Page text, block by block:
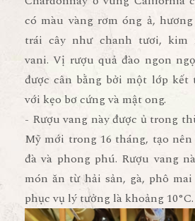
có màu vàng rơm óng ả,
trái cây như chanh tươi, kim
vani. Vị rượu quả đào ngon
được cân bằng bởi một lớp kết
với kẹo bơ cứng và mật ong.
- Rượu vang này được ủ trong
Mỹ mới trong 16 tháng, tạo
đà và phong phú. Rượu vang
món ăn từ hải sản, gà, phô
phục vụ lý tưởng là khoảng 10°C.